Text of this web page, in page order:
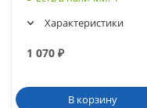
Характеристики
1 070 ₽
В корзину